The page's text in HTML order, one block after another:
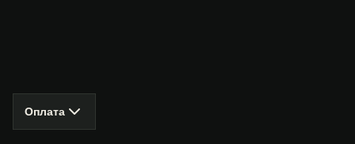
Оплата